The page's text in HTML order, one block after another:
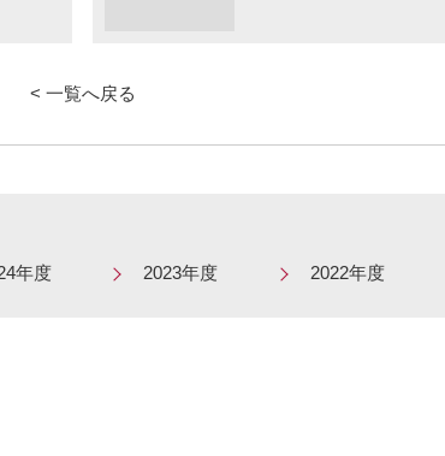
< 一覧へ戻る
年度 2023年度 2022年度